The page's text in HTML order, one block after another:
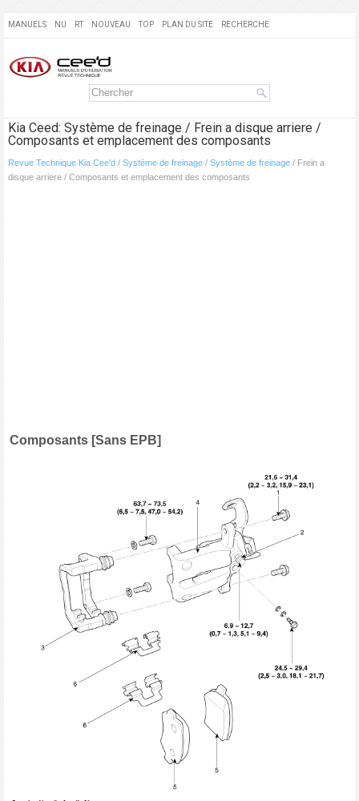
MANUELS NU RT NOUVEAU TOP PLAN DU SITE RECHERCHE
Kia Ceed: Système de freinage / Frein a disque arriere /
Composants et emplacement des composants
Revue Technique Kia Cee'd / Système de freinage / Système de freinage / Frein a
disque arriere / Composants et emplacement des composants
Composants [Sans EPB]